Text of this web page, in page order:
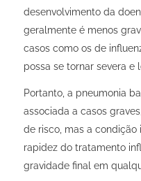
desenvolvimento da
geralmente é menos
casos como os de
possa se tornar severa e
Portanto, a pneumonia
associada a casos
de risco, mas a
rapidez do tratamento
gravidade final em